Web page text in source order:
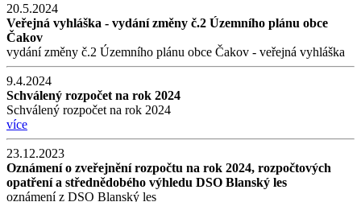
20.5.2024
Veřejná vyhláška - vydání změny č.2 Územního plánu obce
Čakov
vydání změny č.2 Územního plánu obce Čakov - veřejná vyhláška
9.4.2024
Schválený rozpočet na rok 2024
Schválený rozpočet na rok 2024
více
23.12.2023
Oznámení o zveřejnění rozpočtu na rok 2024, rozpočtových
opatření a střednědobého výhledu DSO Blanský les
oznámení z DSO Blanský les